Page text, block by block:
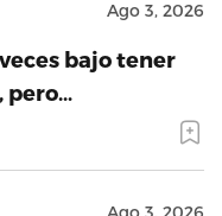
Ago 3, 2026
bajo tener
pero…
Ago 3, 2026